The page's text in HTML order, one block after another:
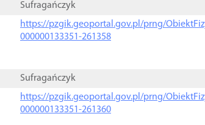
Sufragańczyk
https://pzgik.geoportal.gov.pl/prng/
000000133351-261358
Sufragańczyk
https://pzgik.geoportal.gov.pl/prng/
000000133351-261360